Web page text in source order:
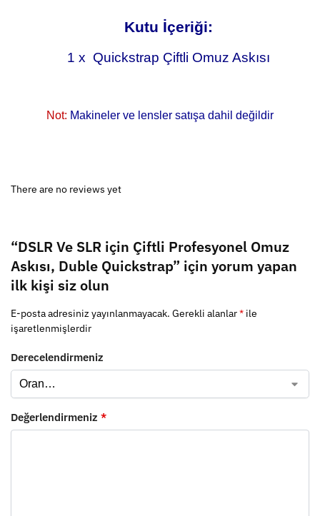
Kutu İçeriği:
1 x Quickstrap Çiftli Omuz Askısı
Not: Makineler ve lensler satışa dahil değildir
There are no reviews yet
“DSLR Ve SLR için Çiftli Profesyonel Omuz
Askısı, Duble Quickstrap” için yorum yapan
ilk kişi siz olun
E-posta adresiniz yayınlanmayacak. Gerekli alanlar* ile
işaretlenmişlerdir
Derecelendirmeniz
Değerlendirmeniz *